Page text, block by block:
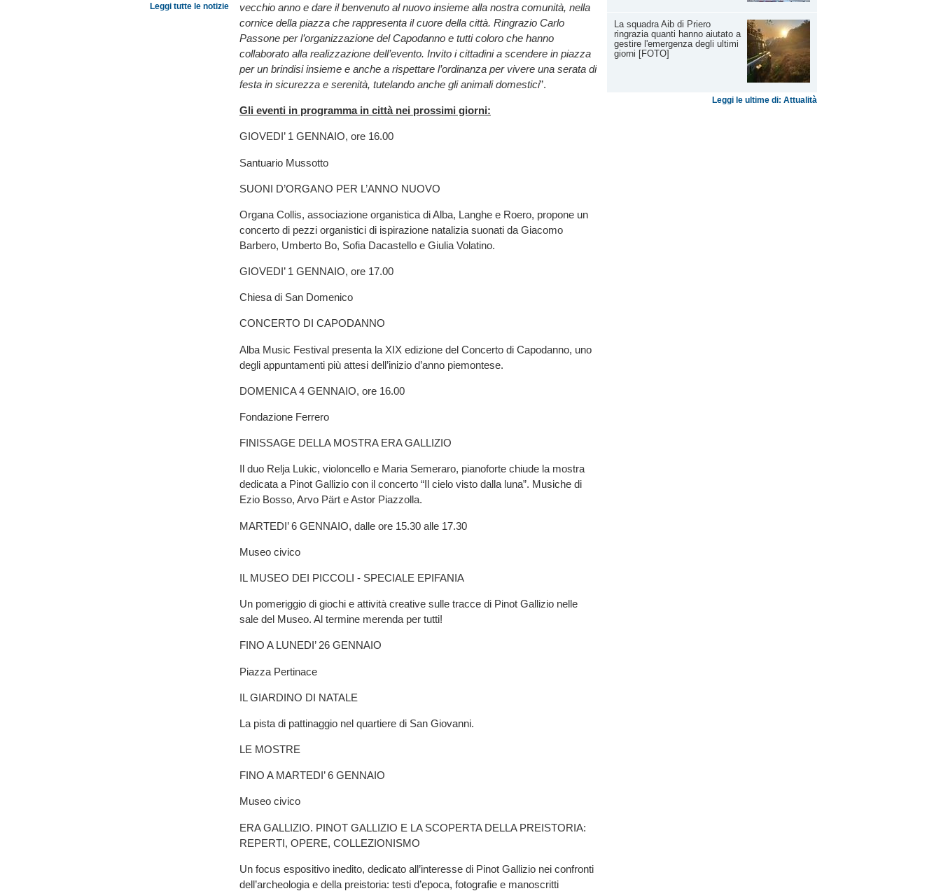
La squadra Aib di Priero
ringrazia quanti hanno aiutato a
gestire l'emergenza degli ultimi
giorni [FOTO]
Leggi le ultime di: Attualità
Leggi tutte le notizie
vecchio anno e dare il benvenuto al nuovo insieme alla nostra comunità, nella
cornice della piazza che rappresenta il cuore della città. Ringrazio Carlo
Passone per l’organizzazione del Capodanno e tutti coloro che hanno
collaborato alla realizzazione dell’evento. Invito i cittadini a scendere in piazza
per un brindisi insieme e anche a rispettare l’ordinanza per vivere una serata di
festa in sicurezza e serenità, tutelando anche gli animali domestici”.
Gli eventi in programma in città nei prossimi giorni:
GIOVEDI’ 1 GENNAIO, ore 16.00
Santuario Mussotto
SUONI D’ORGANO PER L’ANNO NUOVO
Organa Collis, associazione organistica di Alba, Langhe e Roero, propone un
concerto di pezzi organistici di ispirazione natalizia suonati da Giacomo
Barbero, Umberto Bo, Sofia Dacastello e Giulia Volatino.
GIOVEDI’ 1 GENNAIO, ore 17.00
Chiesa di San Domenico
CONCERTO DI CAPODANNO
Alba Music Festival presenta la XIX edizione del Concerto di Capodanno, uno
degli appuntamenti più attesi dell’inizio d’anno piemontese.
DOMENICA 4 GENNAIO, ore 16.00
Fondazione Ferrero
FINISSAGE DELLA MOSTRA ERA GALLIZIO
Il duo Relja Lukic, violoncello e Maria Semeraro, pianoforte chiude la mostra
dedicata a Pinot Gallizio con il concerto “Il cielo visto dalla luna”. Musiche di
Ezio Bosso, Arvo Pärt e Astor Piazzolla.
MARTEDI’ 6 GENNAIO, dalle ore 15.30 alle 17.30
Museo civico
IL MUSEO DEI PICCOLI - SPECIALE EPIFANIA
Un pomeriggio di giochi e attività creative sulle tracce di Pinot Gallizio nelle
sale del Museo. Al termine merenda per tutti!
FINO A LUNEDI’ 26 GENNAIO
Piazza Pertinace
IL GIARDINO DI NATALE
La pista di pattinaggio nel quartiere di San Giovanni.
LE MOSTRE
FINO A MARTEDI’ 6 GENNAIO
Museo civico
ERA GALLIZIO. PINOT GALLIZIO E LA SCOPERTA DELLA PREISTORIA:
REPERTI, OPERE, COLLEZIONISMO
Un focus espositivo inedito, dedicato all’interesse di Pinot Gallizio nei confronti
dell’archeologia e della preistoria: testi d’epoca, fotografie e manoscritti